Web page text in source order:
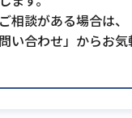
相談がある場合は、
い合わせ」からお